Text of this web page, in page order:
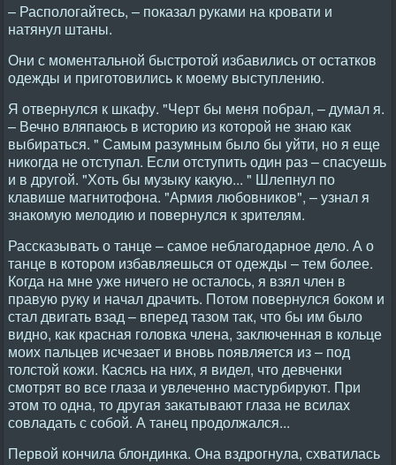
– Распологайтесь, – показал руками на кровати и
натянул штаны.
Они с моментальной быстротой избавились от остатков
одежды и приготовились к моему выступлению.
Я отвернулся к шкафу. "Черт бы меня побрал, – думал я.
– Вечно вляпаюсь в историю из которой не знаю как
выбираться. " Самым разумным было бы уйти, но я еще
никогда не отступал. Если отступить один раз – спасуешь
и в другой. "Хоть бы музыку какую... " Шлепнул по
клавише магнитофона. "Армия любовников", – узнал я
знакомую мелодию и повернулся к зрителям.
Рассказывать о танце – самое неблагодарное дело. А о
танце в котором избавляешься от одежды – тем более.
Когда на мне уже ничего не осталось, я взял член в
правую руку и начал драчить. Потом повернулся боком и
стал двигать взад – вперед тазом так, что бы им было
видно, как красная головка члена, заключенная в кольце
моих пальцев исчезает и вновь появляется из – под
толстой кожи. Касясь на них, я видел, что девченки
смотрят во все глаза и увлеченно мастурбируют. При
этом то одна, то другая закатывают глаза не всилах
совладать с собой. А танец продолжался...
Первой кончила блондинка. Она вздрогнула, схватилась